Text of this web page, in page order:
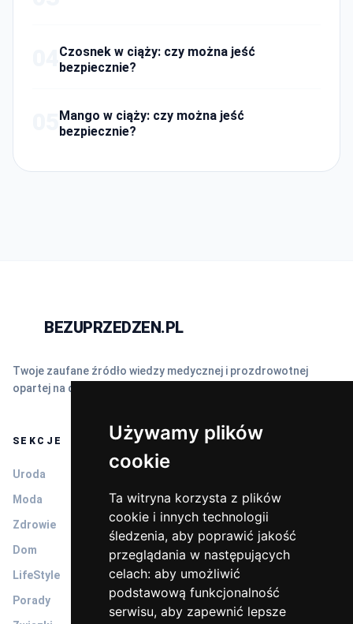
Używamy plików
cookie
Ta witryna korzysta z plików
cookie i innych technologii
śledzenia, aby poprawić jakość
przeglądania w następujących
celach: aby umożliwić
podstawową funkcjonalność
serwisu, aby zapewnić lepsze
Czosnek w ciąży: czy można jeść
bezpiecznie?
Mango w ciąży: czy można jeść
bezpiecznie?
BEZUPRZEDZEN.PL
Twoje zaufane źródło wiedzy medycznej i prozdrowotnej
opartej na dowodach naukowych (EBM).
SEKCJE
Uroda
Moda
Zdrowie
Dom
LifeStyle
Porady